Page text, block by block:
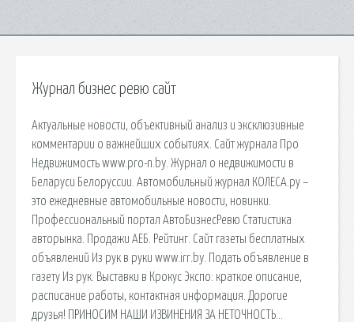
Журнал бизнес ревю сайт
Актуальные новости, объективный анализ и эксклюзивные
комментарии о важнейших событиях. Сайт журнала Про
Недвижимость www.pro-n.by. Журнал о недвижимости в
Беларуси Белоруссии. Автомобильный журнал КОЛЕСА.ру –
это ежедневные автомобильные новости, новинки.
Профессиональный портал АвтоБизнесРевю Статистика
авторынка. Продажи АЕБ. Рейтинг. Сайт газеты бесплатных
объявлений Из рук в руки www.irr.by. Подать объявление в
газету Из рук. Выставки в Крокус Экспо: краткое описание,
расписание работы, контактная информация. Дорогие
друзья! ПРИНОСИМ НАШИ ИЗВИНЕНИЯ ЗА НЕТОЧНОСТЬ…